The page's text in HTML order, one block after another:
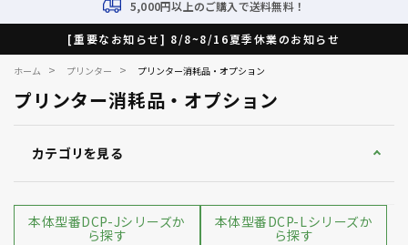
5,000円以上のご購入で送料無料！
[重要なお知らせ] 8/8~8/16夏季休業のお知らせ
ホーム > プリンター > プリンター消耗品・オプション
プリンター消耗品・オプション
カテゴリを見る
本体型番DCP-Jシリーズか
ら探す
本体型番DCP-Lシリーズか
ら探す